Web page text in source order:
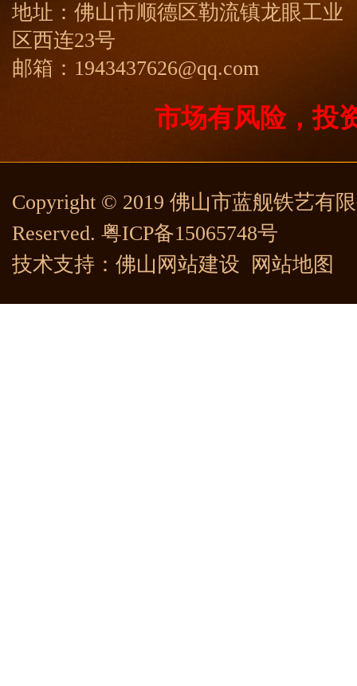
地址：佛山市顺德区勒流镇龙眼工业
区西连23号
邮箱：1943437626@qq.com
市场有风险，投
Copyright © 2019 佛山市蓝舰铁艺有
Reserved. 粤ICP备15065748号
技术支持： 佛山网站建设 网站地图